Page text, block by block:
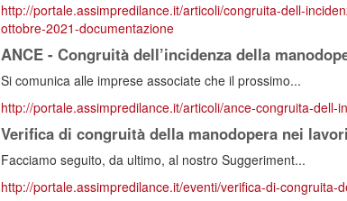
http://portale.assimpredilance.it/articoli/congruita-dell-
ottobre-2021-documentazione
ANCE - Congruità dell’incidenza della
Si comunica alle imprese associate che il prossimo...
http://portale.assimpredilance.it/articoli/ance-congruita-
Verifica di congruità della manodopera nei
Facciamo seguito, da ultimo, al nostro Suggeriment...
http://portale.assimpredilance.it/eventi/verifica-di-